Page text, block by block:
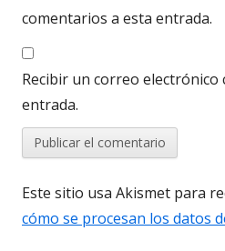
comentarios a esta entrada.
Recibir un correo electrónico
entrada.
Este sitio usa Akismet para
cómo se procesan los datos